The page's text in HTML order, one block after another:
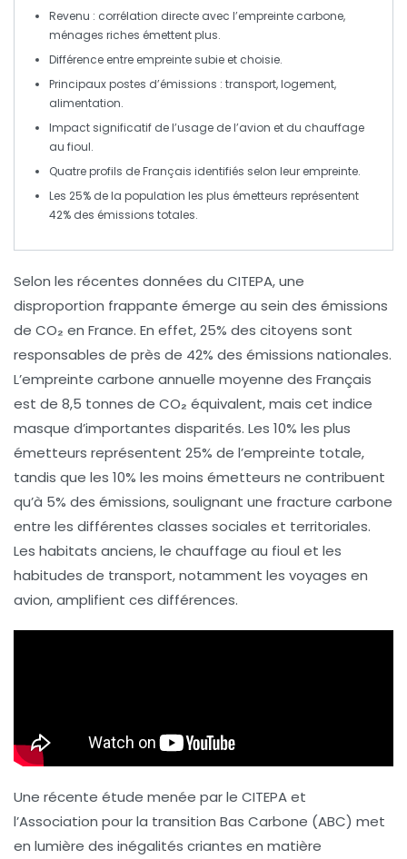
Revenu : corrélation directe avec l’empreinte carbone,
ménages riches émettent plus.
Différence entre empreinte subie et choisie.
Principaux postes d’émissions : transport,logement,
alimentation.
Impact significatif de l’usage de l’avion et du chauffage
au fioul.
Quatreprofils de Français identifiés selon leur empreinte.
Les 25% de la population les plus émetteurs représentent
42% des émissions totales.
Selon les récentes données du CITEPA, une
disproportion frappante émerge au sein des émissions
de CO₂ en France. En effet,25% des citoyens sont
responsables de près de 42% des émissions nationales.
L’empreinte carbone annuelle moyenne des Français
est de 8,5 tonnes de CO₂ équivalent, mais cet indice
masque d’importantes disparités. Les 10% les plus
émetteurs représentent 25% de l’empreinte totale,
tandis que les 10% les moins émetteurs ne contribuent
qu’à 5% des émissions, soulignant une fracture carbone
entre les différentes classes sociales et territoriales.
Les habitats anciens, le chauffage au fioul et les
habitudes de transport, notamment les voyages en
avion, amplifient ces différences.
Une récente étude menée par le CITEPA et
l’Association pour la transition Bas Carbone (ABC) met
en lumière des inégalités criantes en matière